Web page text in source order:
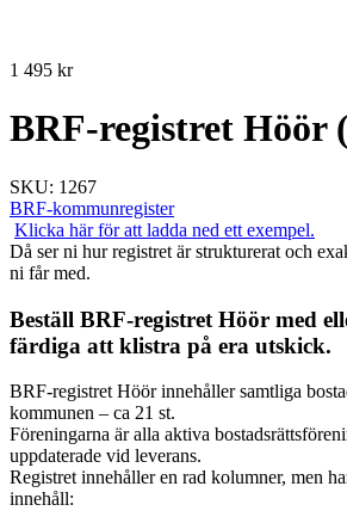
1 495 kr
BRF-registret Höör
SKU: 1267
BRF-kommunregister
Klicka här för att ladda ned ett exempel.
Då ser ni hur registret är strukturerat och
ni får med.
Beställ BRF-registret Höör med
färdiga att klistra på era utskick.
BRF-registret Höör innehåller samtliga
kommunen – ca 21 st.
Föreningarna är alla aktiva
uppdaterade vid leverans.
Registret innehåller en rad kolumner, men
innehåll: